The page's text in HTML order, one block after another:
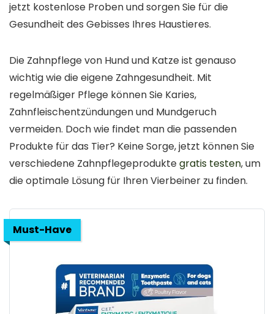
jetzt kostenlose Proben und sorgen Sie für die
Gesundheit des Gebisses Ihres Haustieres.
Die Zahnpflege von Hund und Katze ist genauso
wichtig wie die eigene Zahngesundheit. Mit
regelmäßiger Pflege können Sie Karies,
Zahnfleischentzündungen und Mundgeruch
vermeiden. Doch wie findet man die passenden
Produkte für das Tier? Keine Sorge, jetzt können Sie
verschiedene Zahnpflegeproduktegratis testen, um
die optimale Lösung für Ihren Vierbeiner zu finden.
Must-Have